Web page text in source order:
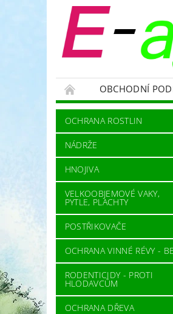
OBCHODNÍ
NÁDRŽE
HNOJIVA
RODENTICIDY - PROTI
OCHRANNÉ POMŮCKY
NÁHRADNÍ DÍLY A SERVIS
OCHRANA ROSTLIN
NÁDRŽE
HNOJIVA
VELKOOBJEMOVÉ VAKY,
PYTLE, PLACHTY
POSTŘIKOVAČE
OCHRANA VINNÉ RÉVY -
RODENTICIDY - PROTI
HLODAVCŮM
OCHRANA DŘEVA